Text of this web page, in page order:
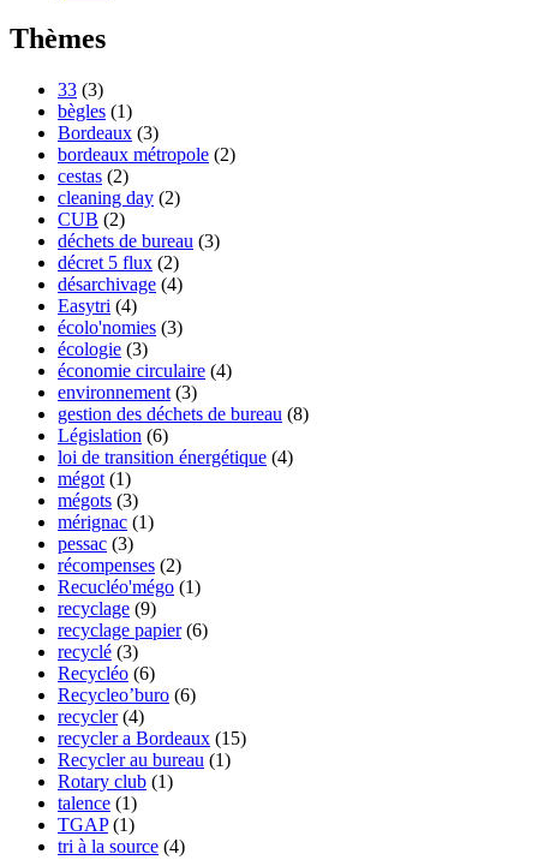
Thèmes
33 (3)
bègles (1)
Bordeaux (3)
bordeaux métropole (2)
cestas (2)
cleaning day (2)
CUB (2)
déchets de bureau (3)
décret 5 flux (2)
désarchivage (4)
Easytri (4)
écolo'nomies (3)
écologie (3)
économie circulaire (4)
environnement (3)
gestion des déchets de bureau (8)
Législation (6)
loi de transition énergétique (4)
mégot (1)
mégots (3)
mérignac (1)
pessac (3)
récompenses (2)
Recucléo'mégo (1)
recyclage (9)
recyclage papier(6)
recyclé (3)
Recycléo (6)
Recycleo’buro (6)
recycler(4)
recycler a Bordeaux (15)
Recycler au bureau (1)
Rotary club (1)
talence (1)
TGAP(1)
tri à la source (4)